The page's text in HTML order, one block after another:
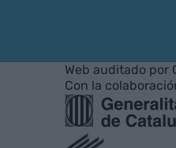
Web auditado por
Con la